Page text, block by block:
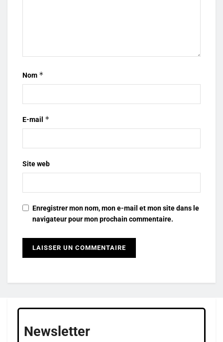
Nom *
E-mail *
Site web
Enregistrer mon nom, mon e-mail et mon site dans le
navigateur pour mon prochain commentaire.
Newsletter